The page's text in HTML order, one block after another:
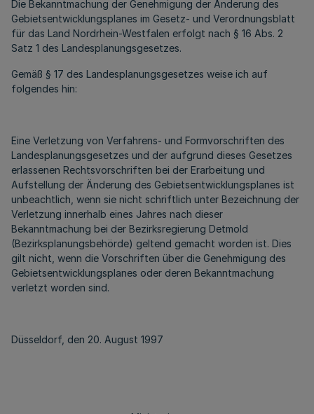
Die Bekanntmachung der Genehmigung der Änderung des
Gebietsentwicklungsplanes im Gesetz- und Verordnungsblatt
für das Land Nordrhein-Westfalen erfolgt nach § 16 Abs. 2
Satz 1 des Landesplanungsgesetzes.
Gemäß § 17 des Landesplanungsgesetzes weise ich auf
folgendes hin:
Eine Verletzung von Verfahrens- und Formvorschriften des
Landesplanungsgesetzes und der aufgrund dieses Gesetzes
erlassenen Rechtsvorschriften bei der Erarbeitung und
Aufstellung der Änderung des Gebietsentwicklungsplanes ist
unbeachtlich, wenn sie nicht schriftlich unter Bezeichnung der
Verletzung innerhalb eines Jahres nach dieser
Bekanntmachung bei der Bezirksregierung Detmold
(Bezirksplanungsbehörde) geltend gemacht worden ist. Dies
gilt nicht, wenn die Vorschriften über die Genehmigung des
Gebietsentwicklungsplanes oder deren Bekanntmachung
verletzt worden sind.
Düsseldorf, den 20. August 1997